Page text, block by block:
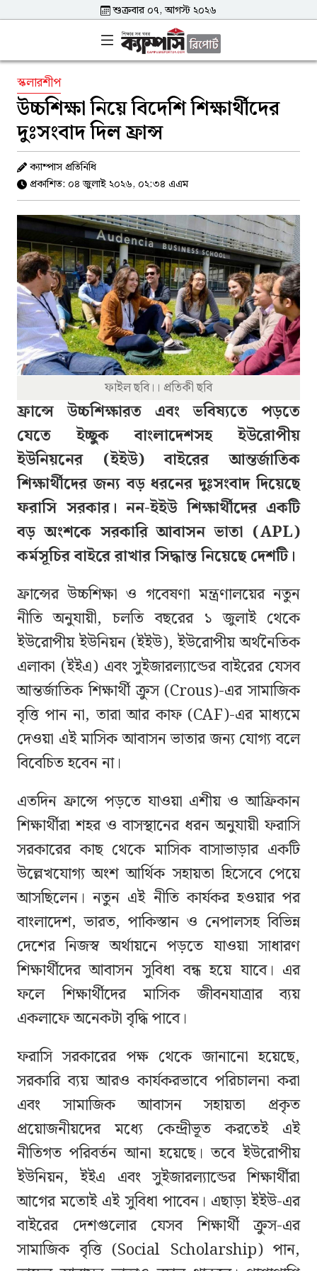
শুক্রবার ০৭, আগস্ট ২০২৬
স্কলারশীপ
উচ্চশিক্ষা নিয়ে বিদেশি শিক্ষার্থীদের
দুঃসংবাদ দিল ফ্রান্স
ক্যাম্পাস প্রতিনিধি
প্রকাশিত: ০৪ জুলাই ২০২৬, ০২:৩৪ এএম
ফাইল ছবি।। প্রতিকী ছবি
ফ্রান্সে উচ্চশিক্ষারত এবং ভবিষ্যতে পড়তে
যেতে ইচ্ছুক বাংলাদেশসহ ইউরোপীয়
ইউনিয়নের (ইইউ) বাইরের আন্তর্জাতিক
শিক্ষার্থীদের জন্য বড় ধরনের দুঃসংবাদ দিয়েছে
ফরাসি সরকার। নন-ইইউ শিক্ষার্থীদের একটি
বড় অংশকে সরকারি আবাসন ভাতা (APL)
কর্মসূচির বাইরে রাখার সিদ্ধান্ত নিয়েছে দেশটি।
ফ্রান্সের উচ্চশিক্ষা ও গবেষণা মন্ত্রণালয়ের নতুন
নীতি অনুযায়ী, চলতি বছরের ১ জুলাই থেকে
ইউরোপীয় ইউনিয়ন (ইইউ), ইউরোপীয় অর্থনৈতিক
এলাকা (ইইএ) এবং সুইজারল্যান্ডের বাইরের যেসব
আন্তর্জাতিক শিক্ষার্থী ক্রুস (Crous)-এর সামাজিক
বৃত্তি পান না, তারা আর কাফ (CAF)-এর মাধ্যমে
দেওয়া এই মাসিক আবাসন ভাতার জন্য যোগ্য বলে
বিবেচিত হবেন না।
এতদিন ফ্রান্সে পড়তে যাওয়া এশীয় ও আফ্রিকান
শিক্ষার্থীরা শহর ও বাসস্থানের ধরন অনুযায়ী ফরাসি
সরকারের কাছ থেকে মাসিক বাসাভাড়ার একটি
উল্লেখযোগ্য অংশ আর্থিক সহায়তা হিসেবে পেয়ে
আসছিলেন। নতুন এই নীতি কার্যকর হওয়ার পর
বাংলাদেশ, ভারত, পাকিস্তান ও নেপালসহ বিভিন্ন
দেশের নিজস্ব অর্থায়নে পড়তে যাওয়া সাধারণ
শিক্ষার্থীদের আবাসন সুবিধা বন্ধ হয়ে যাবে। এর
ফলে শিক্ষার্থীদের মাসিক জীবনযাত্রার ব্যয়
একলাফে অনেকটা বৃদ্ধি পাবে।
ফরাসি সরকারের পক্ষ থেকে জানানো হয়েছে,
সরকারি ব্যয় আরও কার্যকরভাবে পরিচালনা করা
এবং সামাজিক আবাসন সহায়তা প্রকৃত
প্রয়োজনীয়দের মধ্যে কেন্দ্রীভূত করতেই এই
নীতিগত পরিবর্তন আনা হয়েছে। তবে ইউরোপীয়
ইউনিয়ন, ইইএ এবং সুইজারল্যান্ডের শিক্ষার্থীরা
আগের মতোই এই সুবিধা পাবেন। এছাড়া ইইউ-এর
বাইরের দেশগুলোর যেসব শিক্ষার্থী ক্রুস-এর
সামাজিক বৃত্তি (Social Scholarship) পান,